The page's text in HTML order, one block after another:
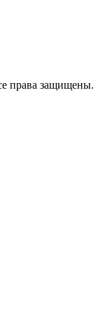
права защищены.